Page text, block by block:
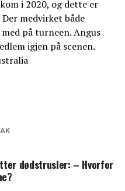
i 2020, og dette er
medvirket både
på turneen. Angus
igjen på scenen.
dødstrusler: – Hvorfor